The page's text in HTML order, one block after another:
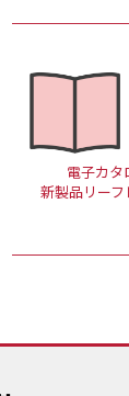
電子カタ
新製品リーフ